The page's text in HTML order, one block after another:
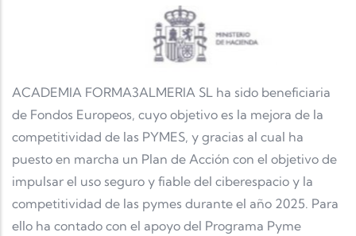
ACADEMIA FORMA3ALMERIA SL ha sido beneficiaria
de Fondos Europeos, cuyo objetivo es la mejora de la
competitividad de las PYMES, y gracias al cual ha
puesto en marcha un Plan de Acción con el objetivo de
impulsar el uso seguro y fiable del ciberespacio y la
competitividad de las pymes durante el año 2025. Para
ello ha contado con el apoyo del Programa Pyme